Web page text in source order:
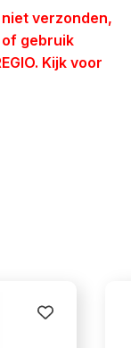
verzonden,
of gebruik
Kijk voor